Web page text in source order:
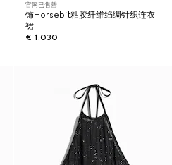
官网已售罄
饰Horsebit粘胶纤维绉绸针织连衣
裙
€ 1.030